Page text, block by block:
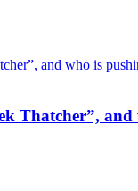
Thatcher”,